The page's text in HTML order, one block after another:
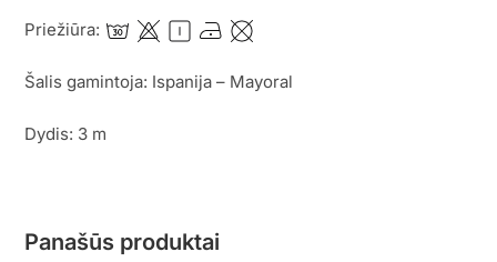
Priežiūra:
Šalis gamintoja: Ispanija – Mayoral
Dydis: 3 m
Panašūs produktai